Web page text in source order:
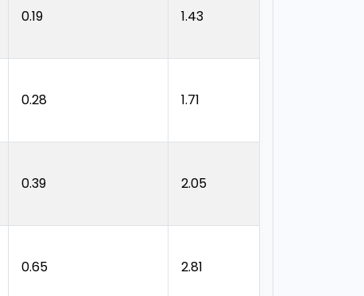
0.19 1.43
0.28 1.71
0.39 2.05
0.65 2.81